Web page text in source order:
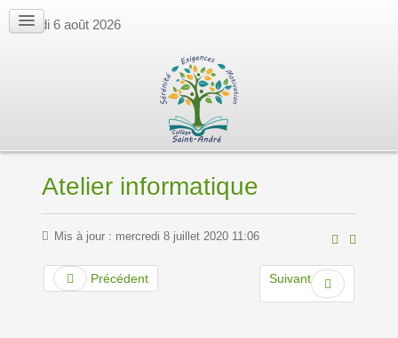
jeudi 6 août 2026
Atelier informatique
Mis à jour : mercredi 8 juillet 2020 11:06
Précédent Suivant